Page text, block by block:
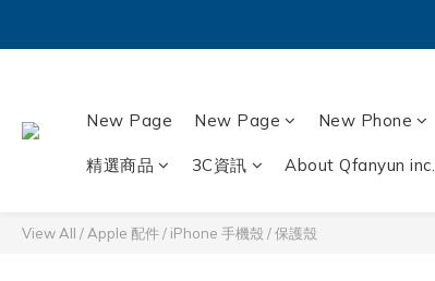
New Page New Page New Phone
精選商品 3C資訊 About Qfanyun inc.
View All / Apple 配件/ iPhone 手機殼 / 保護殼